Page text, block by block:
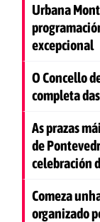
Urbana
excepcional
O Concello
completa
As prazas
de
celebración
Comeza
organizado